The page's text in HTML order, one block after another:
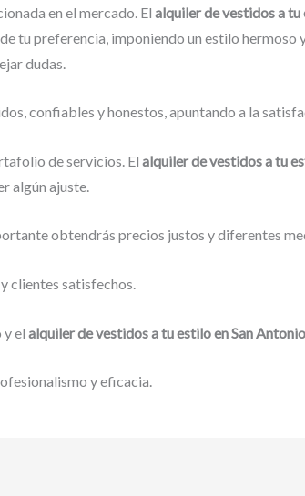
en el mercado. El alquiler de vestidos a tu
tu preferencia, imponiendo un estilo
dudas.
confiables y honestos, apuntando a la
de servicios. El alquiler de vestidos a tu
algún ajuste.
obtendrás precios justos y diferentes
clientes satisfechos.
y el alquiler de vestidos a tu estilo en San Antonio
y eficacia.